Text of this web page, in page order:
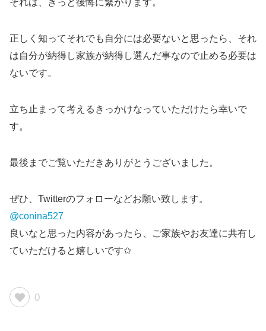
それは、きっと後悔に繋がります。
正しく知ってそれでも自分には必要ないと思ったら、それ
は自分が納得し家族が納得し選んだ事なので止める必要は
ないです。
立ち止まって考えるきっかけなっていただけたら幸いで
す。
最後までご覧いただきありがとうございました。
ぜひ、Twitterのフォローなどお願い致します。
@conina527
良いなと思った内容があったら、ご家族やお友達に共有し
ていただけると嬉しいです✩
0